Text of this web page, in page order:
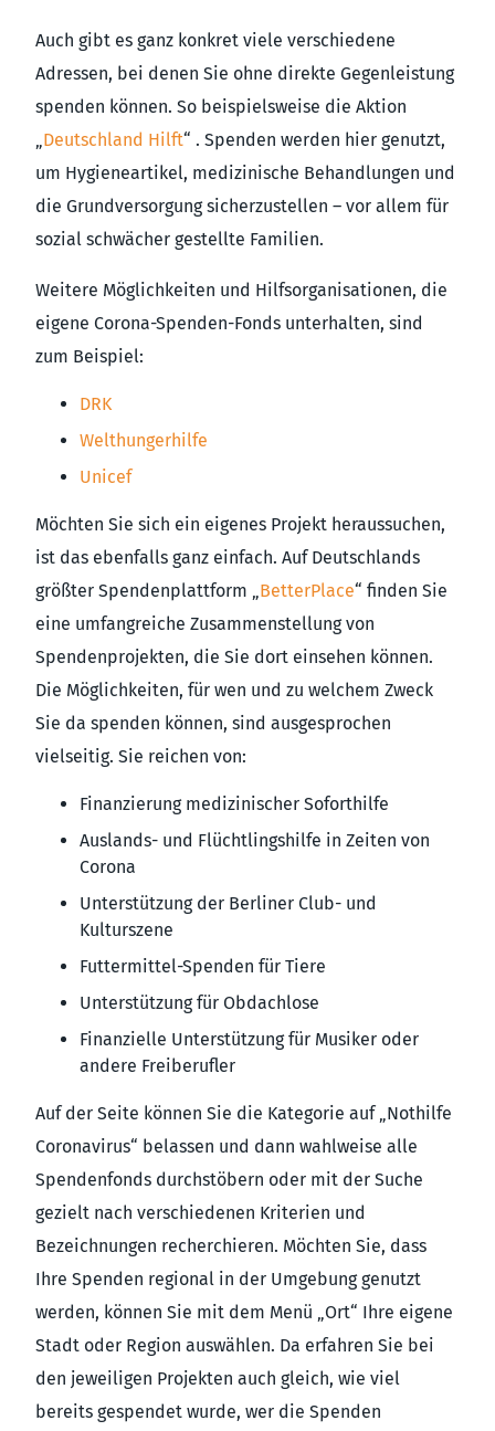
Auch gibt es ganz konkret viele verschiedene
Adressen, bei denen Sie ohne direkte Gegenleistung
spenden können. So beispielsweise die Aktion
„Deutschland Hilft“ . Spenden werden hier genutzt,
um Hygieneartikel, medizinische Behandlungen und
die Grundversorgung sicherzustellen – vor allem für
sozial schwächer gestellte Familien.
Weitere Möglichkeiten und Hilfsorganisationen, die
eigene Corona-Spenden-Fonds unterhalten, sind
zum Beispiel:
DRK
Welthungerhilfe
Unicef
Möchten Sie sich ein eigenes Projekt heraussuchen,
ist das ebenfalls ganz einfach. Auf Deutschlands
größter Spendenplattform „BetterPlace“ finden Sie
eine umfangreiche Zusammenstellung von
Spendenprojekten, die Sie dort einsehen können.
Die Möglichkeiten, für wen und zu welchem Zweck
Sie da spenden können, sind ausgesprochen
vielseitig. Sie reichen von:
Finanzierung medizinischer Soforthilfe
Auslands- und Flüchtlingshilfe in Zeiten von
Corona
Unterstützung der Berliner Club- und
Kulturszene
Futtermittel-Spenden für Tiere
Unterstützung für Obdachlose
Finanzielle Unterstützung für Musiker oder
andere Freiberufler
Auf der Seite können Sie die Kategorie auf „Nothilfe
Coronavirus“ belassen und dann wahlweise alle
Spendenfonds durchstöbern oder mit der Suche
gezielt nach verschiedenen Kriterien und
Bezeichnungen recherchieren. Möchten Sie, dass
Ihre Spenden regional in der Umgebung genutzt
werden, können Sie mit dem Menü „Ort“ Ihre eigene
Stadt oder Region auswählen. Da erfahren Sie bei
den jeweiligen Projekten auch gleich, wie viel
bereits gespendet wurde, wer die Spenden